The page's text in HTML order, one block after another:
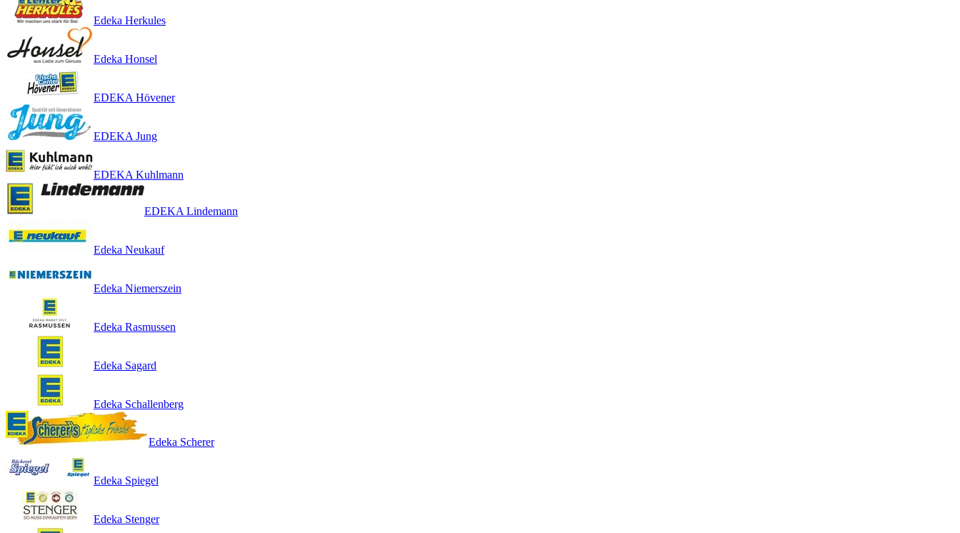
Edeka Herkules
Edeka Honsel
EDEKA Hövener
EDEKA Jung
EDEKA Kuhlmann
EDEKA Lindemann
Edeka Neukauf
Edeka Niemerszein
Edeka Rasmussen
Edeka Sagard
Edeka Schallenberg
Edeka Scherer
Edeka Spiegel
Edeka Stenger